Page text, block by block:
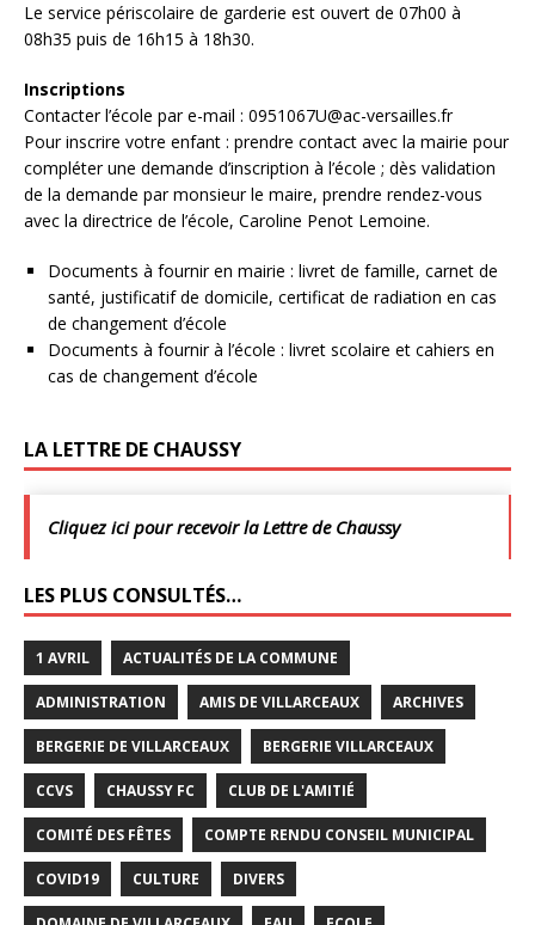
Le service périscolaire de garderie est ouvert de 07h00 à
08h35 puis de 16h15 à 18h30.
Inscriptions
Contacter l’école par e-mail : 0951067U@ac-versailles.fr
Pour inscrire votre enfant : prendre contact avec la mairie pour
compléter une demande d’inscription à l’école ; dès validation
de la demande par monsieur le maire, prendre rendez-vous
avec la directrice de l’école, Caroline Penot Lemoine.
Documents à fournir en mairie : livret de famille, carnet de
santé, justificatif de domicile, certificat de radiation en cas
de changement d’école
Documents à fournir à l’école : livret scolaire et cahiers en
cas de changement d’école
LA LETTRE DE CHAUSSY
Cliquez ici pour recevoir la Lettre de Chaussy
LES PLUS CONSULTÉS…
1 AVRIL ACTUALITÉS DE LA COMMUNE
ADMINISTRATION AMIS DE VILLARCEAUX ARCHIVES
BERGERIE DE VILLARCEAUX BERGERIE VILLARCEAUX
CCVS CHAUSSY FC CLUB DE L'AMITIÉ
COMITÉ DES FÊTES COMPTE RENDU CONSEIL MUNICIPAL
COVID19 CULTURE DIVERS